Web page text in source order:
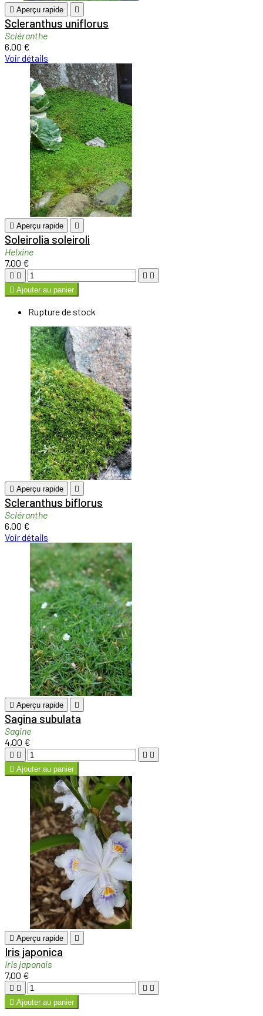
 Aperçu rapide 
Scleranthus uniflorus
Scléranthe
6,00 €
Voir détails
 Aperçu rapide 
Soleirolia soleiroli
Helxine
7,00 €
   
 Ajouter au panier
Rupture de stock
 Aperçu rapide 
Scleranthus biflorus
Scléranthe
6,00 €
Voir détails
 Aperçu rapide 
Sagina subulata
Sagine
4,00 €
   
 Ajouter au panier
 Aperçu rapide 
Iris japonica
Iris japonais
7,00 €
   
 Ajouter au panier